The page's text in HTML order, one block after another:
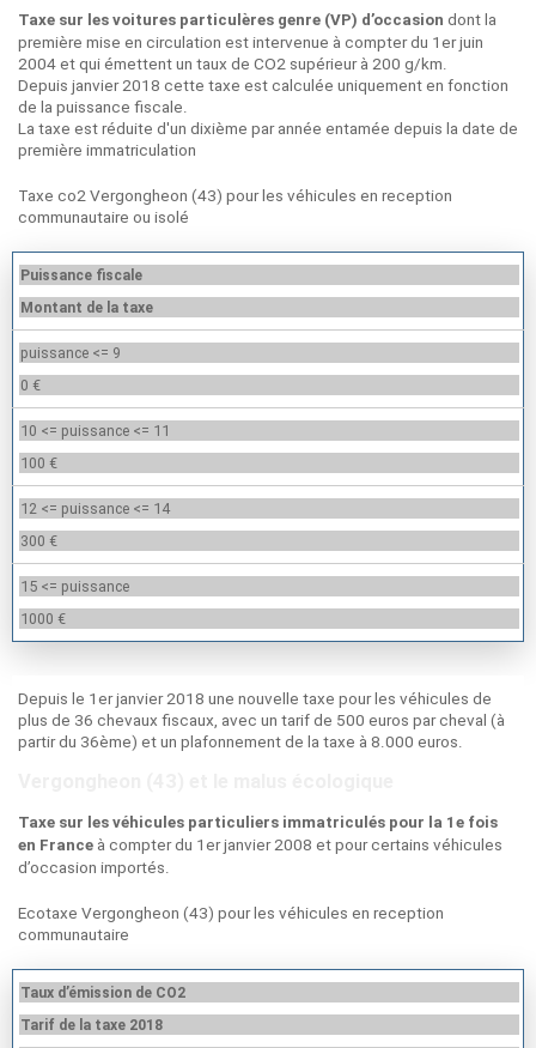
Taxe sur les voitures particulères genre (VP) d’occasion dont la
première mise en circulation est intervenue à compter du 1er juin
2004 et qui émettent un taux de CO2 supérieur à 200 g/km.
Depuis janvier 2018 cette taxe est calculée uniquement en fonction
de la puissance fiscale.
La taxe est réduite d'un dixième par année entamée depuis la date de
première immatriculation
Taxe co2 Vergongheon (43) pour les véhicules en reception
communautaire ou isolé
Puissance fiscale
Montant de la taxe
puissance <= 9
0 €
10 <= puissance <= 11
100 €
12 <= puissance <= 14
300 €
15 <= puissance
1000 €
Depuis le 1er janvier 2018 une nouvelle taxe pour les véhicules de
plus de 36 chevaux fiscaux, avec un tarif de 500 euros par cheval (à
partir du 36ème) et un plafonnement de la taxe à 8.000 euros.
Taxe sur les véhicules particuliers immatriculés pour la 1e fois
en France à compter du 1er janvier 2008 et pour certains véhicules
d’occasion importés.
Ecotaxe Vergongheon (43) pour les véhicules en reception
communautaire
Taux d’émission de CO2
Tarif de la taxe 2018